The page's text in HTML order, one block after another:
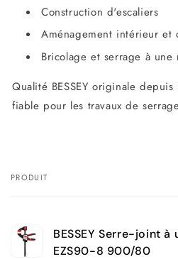
Construction d'escaliers
Aménagement intérieur et
Bricolage et serrage à une
Qualité BESSEY originale
fiable pour les travaux de
Votre
PRODUIT
BESSEY Serre-joint à
EZS90-8 900/80